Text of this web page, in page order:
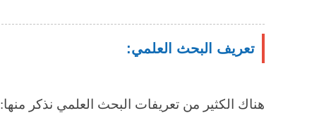
تعريف البحث العلمي:
هناك الكثير من تعريفات البحث العلمي نذكر منها: